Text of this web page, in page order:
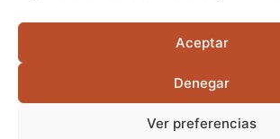
Aceptar
Denegar
Ver preferencias
info@jardipamies.com
621 238 242